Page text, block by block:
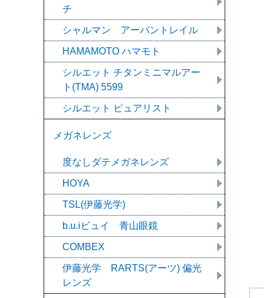
チ
シャルマン アーバントレイル
HAMAMOTO ハマモト
シルエット チタンミニマルアー
ト(TMA) 5599
シルエット ピュアリスト
メガネレンズ
度なしダテメガネレンズ
HOYA
TSL(伊藤光学)
b.u.iビュイ 青山眼鏡
COMBEX
伊藤光学 RARTS(アーツ) 偏光
レンズ